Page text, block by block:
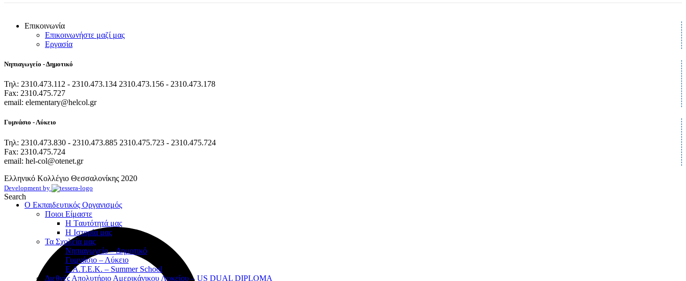
Επικοινωνία
Επικοινωνήστε μαζί μας
Εργασία
Νηπιαγωγείο - Δημοτικό
Τηλ: 2310.473.112 - 2310.473.134 2310.473.156 - 2310.473.178
Fax: 2310.475.727
email: elementary@helcol.gr
Γυμνάσιο - Λύκειο
Τηλ: 2310.473.830 - 2310.473.885 2310.475.723 - 2310.475.724
Fax: 2310.475.724
email: hel-col@otenet.gr
Ελληνικό Κολλέγιο Θεσσαλονίκης 2020
Development by
Search
Ο Εκπαιδευτικός Οργανισμός
Ποιοι Είμαστε
Η Tαυτότητά μας
Η Ιστορία μας
Τα Σχολεία μας
Νηπιαγωγείο – Δημοτικό
Γυμνάσιο – Λύκειο
Ε.Α.Τ.Ε.Κ. – Summer School
Διεθνές Απολυτήριο Αμερικάνικου Λυκείου – US DUAL DIPLOMA